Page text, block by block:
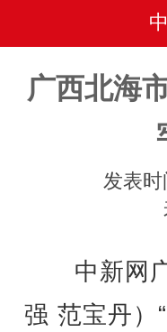
广西北海
发表时
中新网广
强 范宝丹）